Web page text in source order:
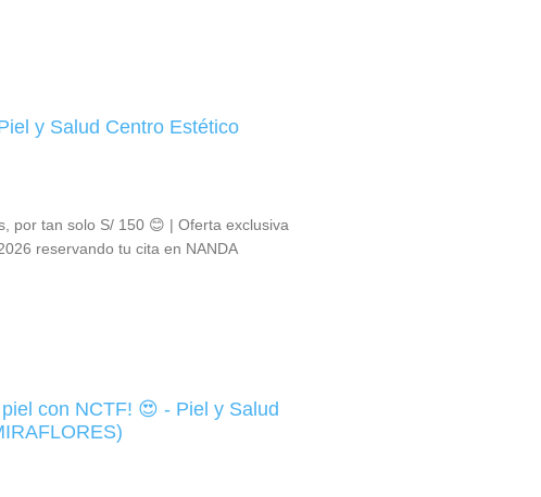
y Salud Centro Estético
por tan solo S/ 150 😊 | Oferta exclusiva
reservando tu cita en NANDA
con NCTF! 😍 - Piel y Salud